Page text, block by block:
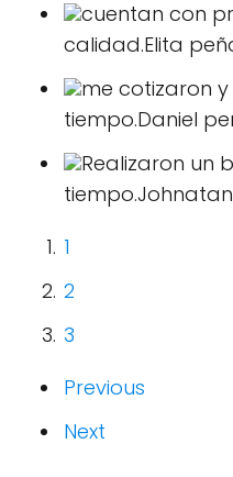
cuentan con
calidad.Elita
me cotizaron
tiempo.Daniel
Realizaron un
1
2
3
Previous
Next